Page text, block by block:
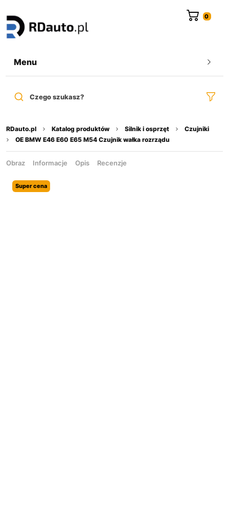
Menu
Czego szukasz?
RDauto.pl Katalog produktów Silnik i osprzęt
Czujniki
OE BMW E46 E60 E65 M54 Czujnik wałka rozrządu
Obraz Informacje Opis Recenzje
Super cena